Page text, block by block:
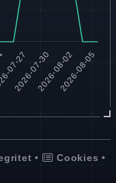
• Cookies •